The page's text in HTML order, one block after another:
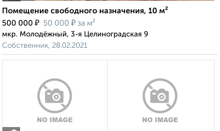
Помещение свободного назначения, 10 м²
500 000 ₽ 50 000 ₽ за м²
мкр. Молодёжный, 3-я Целиноградская 9
Собственник, 28.02.2021